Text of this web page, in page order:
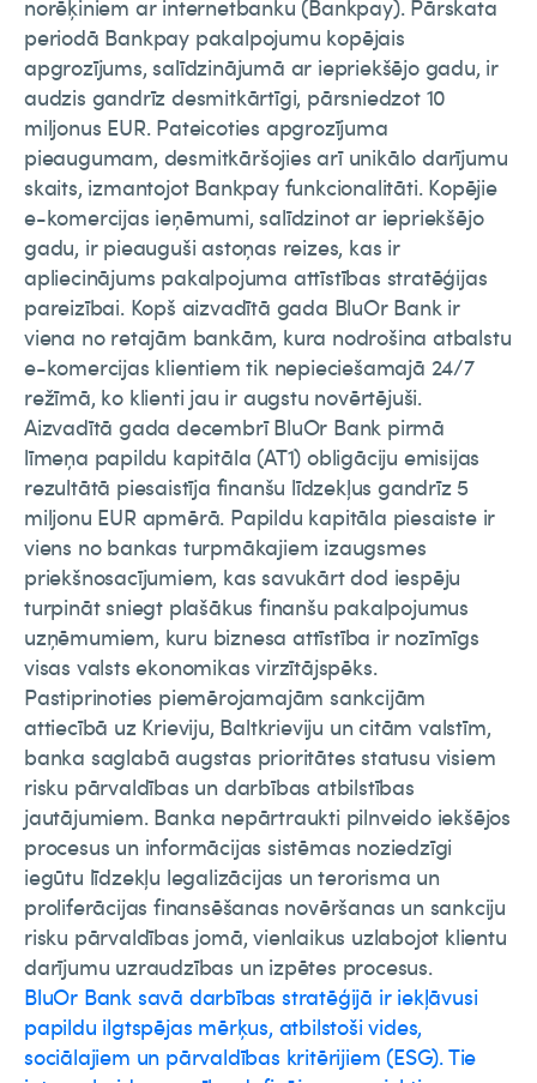
norēķiniem ar internetbanku (Bankpay). Pārskata
periodā Bankpay pakalpojumu kopējais
apgrozījums, salīdzinājumā ar iepriekšējo gadu, ir
audzis gandrīz desmitkārtīgi, pārsniedzot 10
miljonus EUR. Pateicoties apgrozījuma
pieaugumam, desmitkāršojies arī unikālo darījumu
skaits, izmantojot Bankpay funkcionalitāti. Kopējie
e-komercijas ieņēmumi, salīdzinot ar iepriekšējo
gadu, ir pieauguši astoņas reizes, kas ir
apliecinājums pakalpojuma attīstības stratēģijas
pareizībai. Kopš aizvadītā gada BluOr Bank ir
viena no retajām bankām, kura nodrošina atbalstu
e-komercijas klientiem tik nepieciešamajā 24/7
režīmā, ko klienti jau ir augstu novērtējuši.
Aizvadītā gada decembrī BluOr Bank pirmā
līmeņa papildu kapitāla (AT1) obligāciju emisijas
rezultātā piesaistīja finanšu līdzekļus gandrīz 5
miljonu EUR apmērā. Papildu kapitāla piesaiste ir
viens no bankas turpmākajiem izaugsmes
priekšnosacījumiem, kas savukārt dod iespēju
turpināt sniegt plašākus finanšu pakalpojumus
uzņēmumiem, kuru biznesa attīstība ir nozīmīgs
visas valsts ekonomikas virzītājspēks.
Pastiprinoties piemērojamajām sankcijām
attiecībā uz Krieviju, Baltkrieviju un citām valstīm,
banka saglabā augstas prioritātes statusu visiem
risku pārvaldības un darbības atbilstības
jautājumiem. Banka nepārtraukti pilnveido iekšējos
procesus un informācijas sistēmas noziedzīgi
iegūtu līdzekļu legalizācijas un terorisma un
proliferācijas finansēšanas novēršanas un sankciju
risku pārvaldības jomā, vienlaikus uzlabojot klientu
darījumu uzraudzības un izpētes procesus.
BluOr Bank savā darbības stratēģijā ir iekļāvusi
papildu ilgtspējas mērķus, atbilstoši vides,
sociālajiem un pārvaldības kritērijiem (ESG). Tie